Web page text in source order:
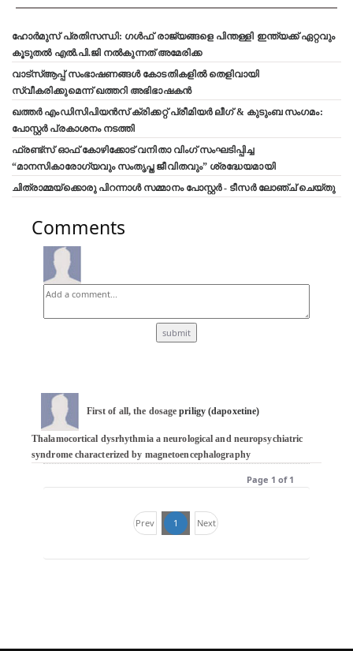
ഹോർമുസ് പ്രതിസന്ധി: ഗൾഫ് രാജ്യങ്ങളെ പിന്തള്ളി ഇന്ത്യക്ക് ഏറ്റവും
കൂടുതൽ എൽ.പി.ജി നൽകുന്നത് അമേരിക്ക
വാട്‌സ്ആപ്പ് സംഭാഷണങ്ങൾ കോടതികളിൽ തെളിവായി
സ്വീകരിക്കുമെന്ന് ഖത്തറി അഭിഭാഷകൻ
ഖത്തർ എംഡിസിപിയൻസ് ക്രിക്കറ്റ് പ്രീമിയർ ലീഗ് & കുടുംബ സംഗമം:
പോസ്റ്റർ പ്രകാശനം നടത്തി
ഫ്രണ്ട്സ് ഓഫ് കോഴിക്കോട് വനിതാ വിംഗ് സംഘടിപ്പിച്ച
“മാനസികാരോഗ്യവും സംതൃപ്ത ജീവിതവും” ശ്രദ്ധേയമായി
ചിത്രാമ്മയ്ക്കൊരു പിറന്നാൾ സമ്മാനം പോസ്റ്റർ - ടീസർ ലോഞ്ച് ചെയ്തു
Comments
First of all, the dosage priligy (dapoxetine)
Thalamocortical dysrhythmia a neurological and neuropsychiatric
syndrome characterized by magnetoencephalography
Page 1 of 1
Prev 1 Next